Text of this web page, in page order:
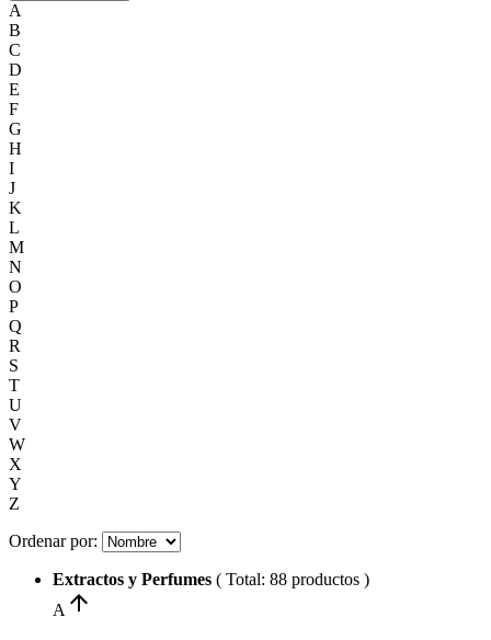
A
B
C
D
E
F
G
H
I
J
K
L
M
N
O
P
Q
R
S
T
U
V
W
X
Y
Z
Ordenar por:
Extractos y Perfumes ( Total: 88 productos )
A arrow_upward